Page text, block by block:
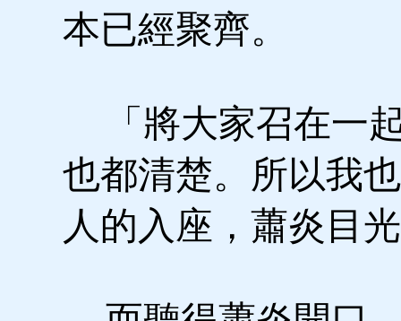
本已經聚齊。
「將大家召在一
也都清楚。所以我
人的入座，蕭炎目